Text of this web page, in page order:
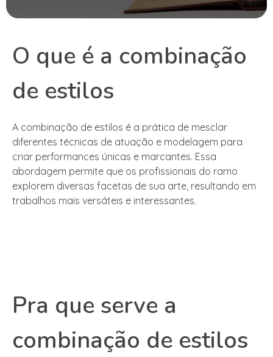
O que é a combinação
de estilos
A combinação de estilos é a prática de mesclar
diferentes técnicas de atuação e modelagem para
criar performances únicas e marcantes. Essa
abordagem permite que os profissionais do ramo
explorem diversas facetas de sua arte, resultando em
trabalhos mais versáteis e interessantes.
Pra que serve a
combinação de estilos